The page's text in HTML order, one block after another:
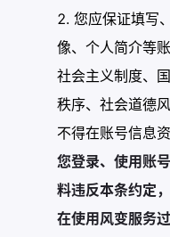
您应保证填写
像、个人简介等
社会主义制度、
秩序、社会道德
不得在账号信息
您登录、使用账
料违反本条约定
在使用风变服务